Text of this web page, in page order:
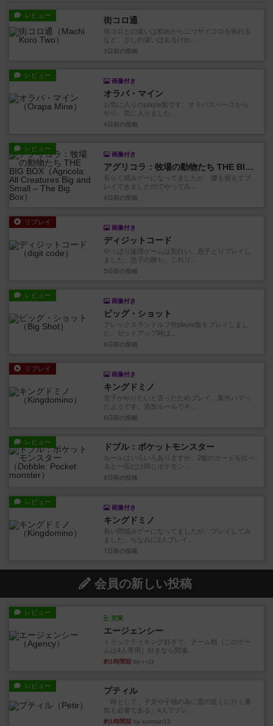
レビュー 街コロ通
街コロとの違いは初めから二つサイコロを振れる
など、少しの違いはあるけれ...
3日前 の投稿
レビュー
画像付き
オラパ・マイン
お気に入りのplayte製です。オラパスペースから
やり、気に入りました...
4日前 の投稿
レビュー
画像付き
アグリコラ：牧場の動物たち THE BIG BOX
長らく積みゲーになってましたが、腰を据えてプ
レイできましたのでやってみ...
4日前 の投稿
リプレイ
画像付き
ディジットコード
やっぱり論理ゲームは面白い。息子とリプレイし
ました。息子の勝ち。これリ...
5日前 の投稿
レビュー
画像付き
ビッグ・ショット
アレックスランドルフ作playte版をプレイしまし
た。セットアップ時は...
6日前 の投稿
リプレイ
画像付き
キングドミノ
息子がやりたいと言ったためプレイ。案外ハマっ
たようです。追加ルールでキ...
6日前 の投稿
レビュー ドブル：ポケットモンスター
ルールはいろいろありますが、2枚のカードを比べ
ると一匹だけ同じポケモン...
6日前 の投稿
レビュー
画像付き
キングドミノ
長い間積みゲーになってましたが、プレイしてみ
ました。ちなみに2人プレイ...
7日前 の投稿
会員の新しい投稿
レビュー
充実
エージェンシー
トリックテイキング好きで、チーム戦（このゲー
ムは4人専用）好きなら間違...
約1時間前 by ハロ
レビュー プティル
「時として、子犬や子猫の為に雷の近くに行く勇
気も必要である」4人でプレ...
約1時間前 by kurotan13